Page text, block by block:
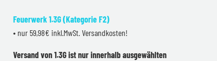
Feuerwerk 1.3G (Kategorie F2)
• nur 59,98€ inkl.MwSt. Versandkosten!
Versand von 1.3G ist nur innerhalb ausgewählten